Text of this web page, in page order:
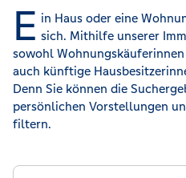
E in Haus oder eine
sich. Mithilfe unserer
sowohl
auch künftige
Denn Sie können die
persönlichen Vorstellungen
filtern.